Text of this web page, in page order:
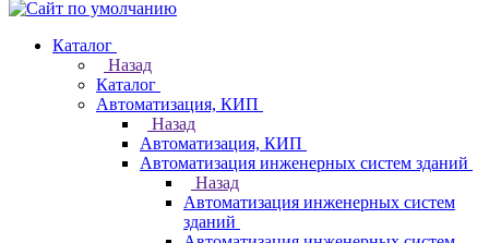
Каталог
Назад
Каталог
Автоматизация, КИП
Назад
Автоматизация, КИП
Автоматизация инженерных систем зданий
Назад
Автоматизация инженерных систем
зданий